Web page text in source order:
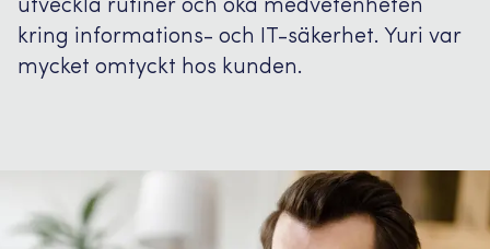
utveckla rutiner och öka medvetenheten
kring informations- och IT-säkerhet. Yuri var
mycket omtyckt hos kunden.